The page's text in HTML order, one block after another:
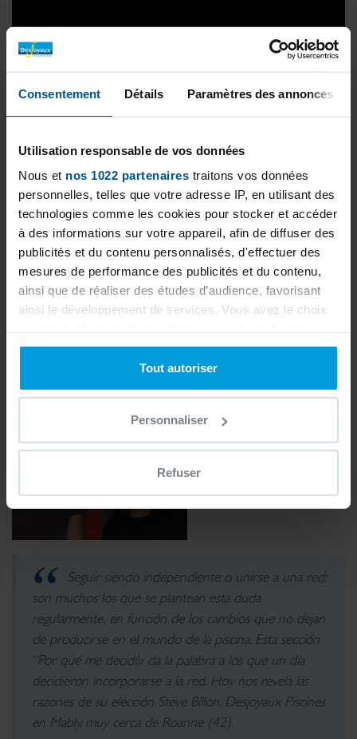
Consentement Détails Paramètres des annonces
Utilisation responsable de vos données
Nous et nos 1022 partenaires traitons vos données
personnelles, telles que votre adresse IP, en utilisant des
technologies comme les cookies pour stocker et accéder
à des informations sur votre appareil, afin de diffuser des
publicités et du contenu personnalisés, d'effectuer des
mesures de performance des publicités et du contenu,
ainsi que de réaliser des études d’audience, favorisant
ainsi le développement de services. Vous avez le choix
Vous pouvez modifier ou retirer votre consentement à
tout moment en consultant la Déclaration relative aux
cookies ou en cliquant sur l'icône de confidentialité.
Si vous le permettez, nous aimerions également :
Collecter des informations sur votre localisation
géographique qui peuvent être précises à plusieurs
(empreintes digitales).
Pour en savoir plus sur le traitement de vos données
personnelles et définir vos préférences, reportez-vous à
section « Détails ». Vous pouvez modifier ou retirer
votre consentement à tout moment à partir de la
déclaration sur les cookies.
Les cookies nous permettent de personnaliser le contenu
et les annonces, d'offrir des fonctionnalités relatives aux
médias sociaux et d'analyser notre trafic. Nous
Tout autoriser
Personnaliser
Refuser
Nuestro objetivo: abrir una decena de puntos
de venta en los próximos 18 meses
Fuente: les Echos de la Franchise (francés)
42
Seguir siendo independiente o unirse a una red:
son muchos los que se plantean esta duda
regularmente, en función de los cambios que no dejan
de producirse en el mundo de la piscina. Esta sección
“Por qué me decidí» da la palabra a los que un día
decidieron incorporarse a la red. Hoy nos revela las
razones de su elección Steve Billon, Desjoyaux Piscines
en Mably, muy cerca de Roanne (42).